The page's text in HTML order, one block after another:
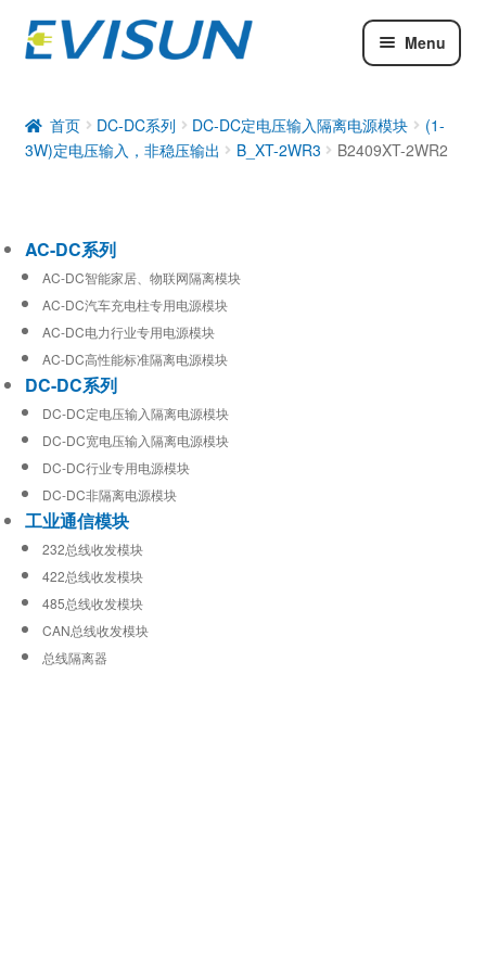
Menu
DC-DC系列
工业通信模块
首页 DC-DC系列 DC-DC定电压输入隔离电源模块
(1-
3W)定电压输入，非稳压输出
B_XT-2WR3 B2409XT-2WR2
AC-DC系列
AC-DC智能家居、物联网隔离模块
AC-DC汽车充电柱专用电源模块
AC-DC电力行业专用电源模块
AC-DC高性能标准隔离电源模块
DC-DC系列
DC-DC定电压输入隔离电源模块
DC-DC宽电压输入隔离电源模块
DC-DC行业专用电源模块
DC-DC非隔离电源模块
工业通信模块
232总线收发模块
422总线收发模块
485总线收发模块
CAN总线收发模块
总线隔离器